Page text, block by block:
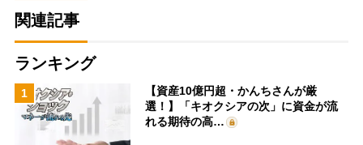
関連記事
ランキング
1
【資産10億円超・かんちさんが厳
選！】「キオクシアの次」に資金が流
れる期待の高…